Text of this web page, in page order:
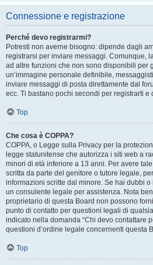
Connessione e registrazione
Perché devo registrarmi?
Potresti non averne bisogno: dipende dagli
registrarsi per inviare messaggi. Comunque,
ad altre funzioni che non sono disponibili per
un’immagine personale definibile,
inviare messaggi di posta direttamente dal
ecc. Ti bastano pochi secondi per registrarti
Top
Che cosa è COPPA?
COPPA, o Legge sulla Privacy per la
legge statunitense che autorizza i siti web a
minori di età inferiore a 13 anni. Per avere
scritta da parte del genitore o tutore legale,
informazioni scritte dal minore. Se hai dubbi
un consulente legale per assistenza. Nota
proprietario di questa Board non possono
punto di contatto per questioni legali di
indicato nella domanda “Chi devo contattare
questioni d’ordine legale concernenti questa
Top